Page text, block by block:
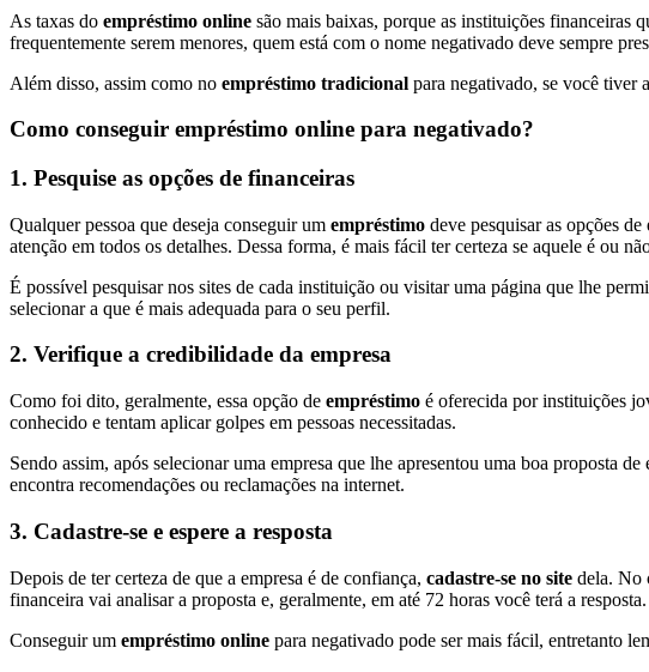
As taxas do empréstimo online são mais baixas, porque as instituições financeiras
frequentemente serem menores, quem está com o nome negativado deve sempre
Além disso, assim como no empréstimo tradicional para negativado, se você tiver
Como conseguir empréstimo online para negativado?
1. Pesquise as opções de financeiras
Qualquer pessoa que deseja conseguir um empréstimo deve pesquisar as opções
atenção em todos os detalhes. Dessa forma, é mais fácil ter certeza se aquele é ou
É possível pesquisar nos sites de cada instituição ou visitar uma página que lhe
selecionar a que é mais adequada para o seu perfil.
2. Verifique a credibilidade da empresa
Como foi dito, geralmente, essa opção de empréstimo é oferecida por instituições
conhecido e tentam aplicar golpes em pessoas necessitadas.
Sendo assim, após selecionar uma empresa que lhe apresentou uma boa proposta
encontra recomendações ou reclamações na internet.
3. Cadastre-se e espere a resposta
Depois de ter certeza de que a empresa é de confiança, cadastre-se no site dela. No
financeira vai analisar a proposta e, geralmente, em até 72 horas você terá a resposta.
Conseguir um empréstimo online para negativado pode ser mais fácil, entretanto